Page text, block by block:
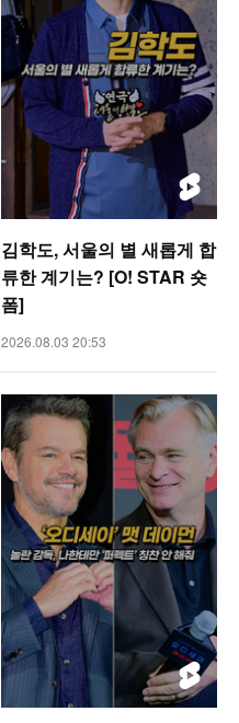
김학도, 서울의 별 새롭게 합
류한 계기는? [O! STAR 숏
폼]
2026.08.03 20:53